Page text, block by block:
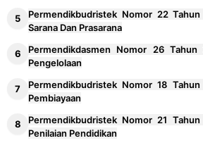
Permendikbudristek Nomor 22
Sarana Dan Prasarana
Permendikdasmen Nomor 26
Pengelolaan
Permendikbudristek Nomor 18
Pembiayaan
Permendikbudristek Nomor 21
Penilaian Pendidikan